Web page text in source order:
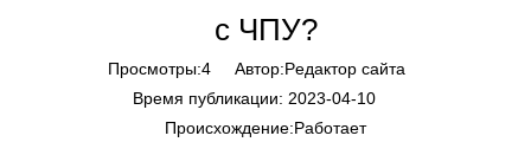
с ЧПУ?
Просмотры:4Автор:Pедактор сайта
Время публикации: 2023-04-10
Происхождение:Работает